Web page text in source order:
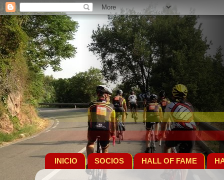
INICIO SOCIOS HALL OF FAME